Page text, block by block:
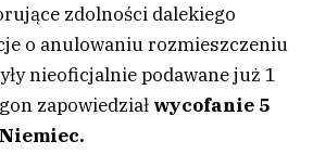
zdolności dalekiego
o anulowaniu rozmieszczeniu
nieoficjalnie podawane już 1
zapowiedział wycofanie 5